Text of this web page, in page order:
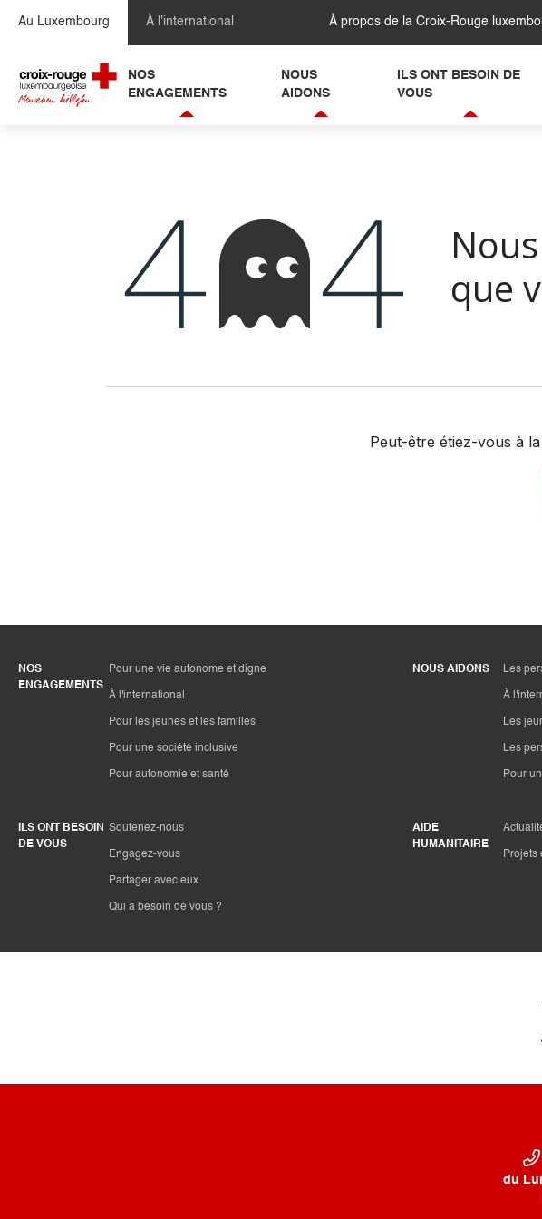
Au Luxembourg À l'international À propos de la Croix-Rouge
NOS
ENGAGEMENTS
NOUS
AIDONS
ILS ONT BESOIN DE
VOUS
que
Peut-être étiez-vous à
NOS
ENGAGEMENTS
Pour une vie autonome et digne
À l'international
Pour les jeunes et les familles
Pour une société inclusive
Pour autonomie et santé
NOUS AIDONS Les
À
Les
Les
Pour
ILS ONT BESOIN
DE VOUS
Soutenez-nous
Engagez-vous
Partager avec eux
Qui a besoin de vous ?
AIDE
HUMANITAIRE
Projets
du